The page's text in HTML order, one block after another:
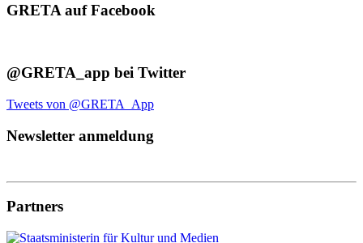
GRETA auf Facebook
@GRETA_app bei Twitter
Tweets von @GRETA_App
Newsletter anmeldung
Partners